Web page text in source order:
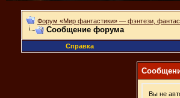
Форум «Мир фантастики» — фэнтези,
Сообщение форума
Справка
Вы не